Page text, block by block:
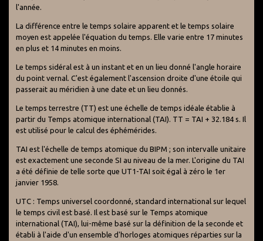
l'année.
La différence entre le temps solaire apparent et le temps solaire
moyen est appelée l'équation du temps. Elle varie entre 17 minutes
en plus et 14 minutes en moins.
Le temps sidéral est à un instant et en un lieu donné l'angle horaire
du point vernal. C'est également l'ascension droite d'une étoile qui
passerait au méridien à une date et un lieu donnés.
Le temps terrestre (TT) est une échelle de temps idéale établie à
partir du Temps atomique international (TAI). TT = TAI + 32.184 s. Il
est utilisé pour le calcul des éphémérides.
TAI est l'échelle de temps atomique du BIPM ; son intervalle unitaire
est exactement une seconde SI au niveau de la mer. L'origine du TAI
a été définie de telle sorte que UT1-TAI soit égal à zéro le 1er
janvier 1958.
UTC : Temps universel coordonné, standard international sur lequel
le temps civil est basé. Il est basé sur le Temps atomique
international (TAI), lui-même basé sur la définition de la seconde et
établi à l'aide d'un ensemble d'horloges atomiques réparties sur la